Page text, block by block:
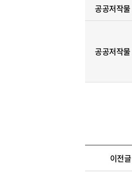
공공저작
공공저작
이전글